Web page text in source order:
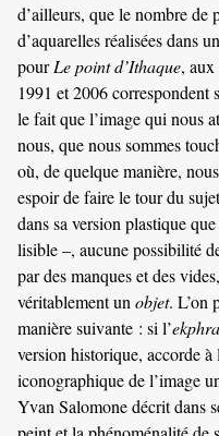
d’ailleurs, que le nombre de
d’aquarelles réalisées dans
pourLe point d’Ithaque,
1991 et 2006 correspondent
le fait que l’image qui nous
nous, que nous sommes
où, de quelque manière,
espoir de faire le tour du
dans sa version plastique
lisible –, aucune possibilité
par des manques et des
véritablement un objet. L’on
manière suivante : si l’
version historique, accorde
iconographique de l’image
Yvan Salomone décrit dans